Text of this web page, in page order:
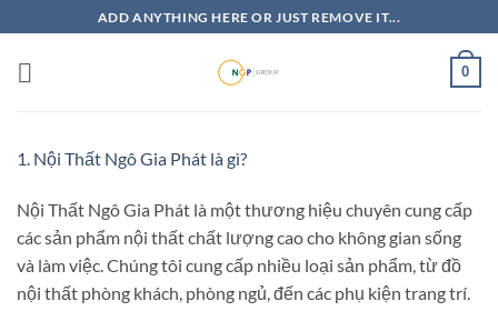
qua
nội
ADD ANYTHING HERE OR JUST REMOVE IT...
0
1. Nội Thất Ngô Gia Phát là gì?
Nội Thất Ngô Gia Phát là một thương hiệu chuyên cung cấp
các sản phẩm nội thất chất lượng cao cho không gian sống
và làm việc. Chúng tôi cung cấp nhiều loại sản phẩm, từ đồ
nội thất phòng khách, phòng ngủ, đến các phụ kiện trang trí.